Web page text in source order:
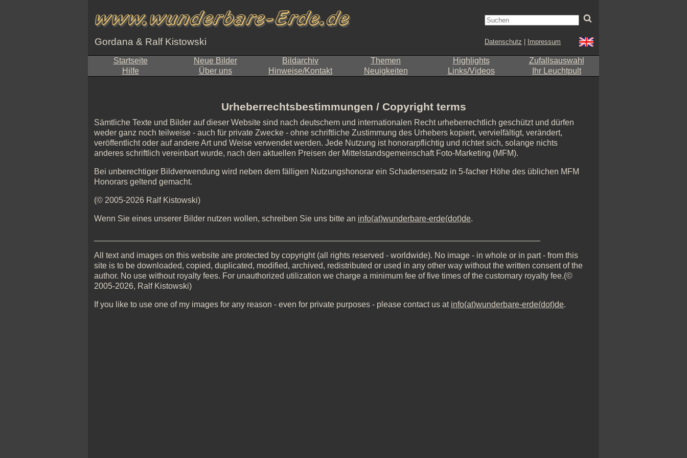
Gordana & Ralf Kistowski Datenschutz Impressum
Startseite Neue Bilder Bildarchiv Themen Highlights
Zufallsauswahl
Hilfe
Über uns Hinweise/Kontakt Neuigkeiten Links/Videos Ihr Leuchtpult
Urheberrechtsbestimmungen / Copyright terms
Sämtliche Texte und Bilder auf dieser Website sind nach deutschem und internationalen Recht urheberrechtlich geschützt und dürfen
weder ganz noch teilweise - auch für private Zwecke - ohne schriftliche Zustimmung des Urhebers kopiert, vervielfältigt, verändert,
veröffentlicht oder auf andere Art und Weise verwendet werden. Jede Nutzung ist honorarpflichtig und richtet sich, solange nichts
anderes schriftlich vereinbart wurde, nach den aktuellen Preisen der Mittelstandsgemeinschaft Foto-Marketing (MFM).
Bei unberechtiger Bildverwendung wird neben dem fälligen Nutzungshonorar ein Schadensersatz in 5-facher Höhe des üblichen MFM
Honorars geltend gemacht.
(© 2005-2026 Ralf Kistowski)
Wenn Sie eines unserer Bilder nutzen wollen, schreiben Sie uns bitte an info(at)wunderbare-erde(dot)de.
All text and images on this website are protected by copyright (all rights reserved - worldwide). No image - in whole or in part - from this
site is to be downloaded, copied, duplicated, modified, archived, redistributed or used in any other way without the written consent of the
author. No use without royalty fees. For unauthorized utilization we charge a minimum fee of five times of the customary royalty fee.(©
2005-2026, Ralf Kistowski)
If you like to use one of my images for any reason - even for private purposes - please contact us at info(at)wunderbare-erde(dot)de.